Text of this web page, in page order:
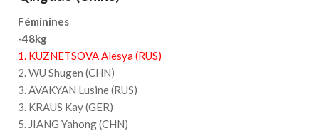
Féminines
-48kg
1. KUZNETSOVA Alesya (RUS)
2. WU Shugen (CHN)
3. AVAKYAN Lusine (RUS)
3. KRAUS Kay (GER)
5. JIANG Yahong (CHN)